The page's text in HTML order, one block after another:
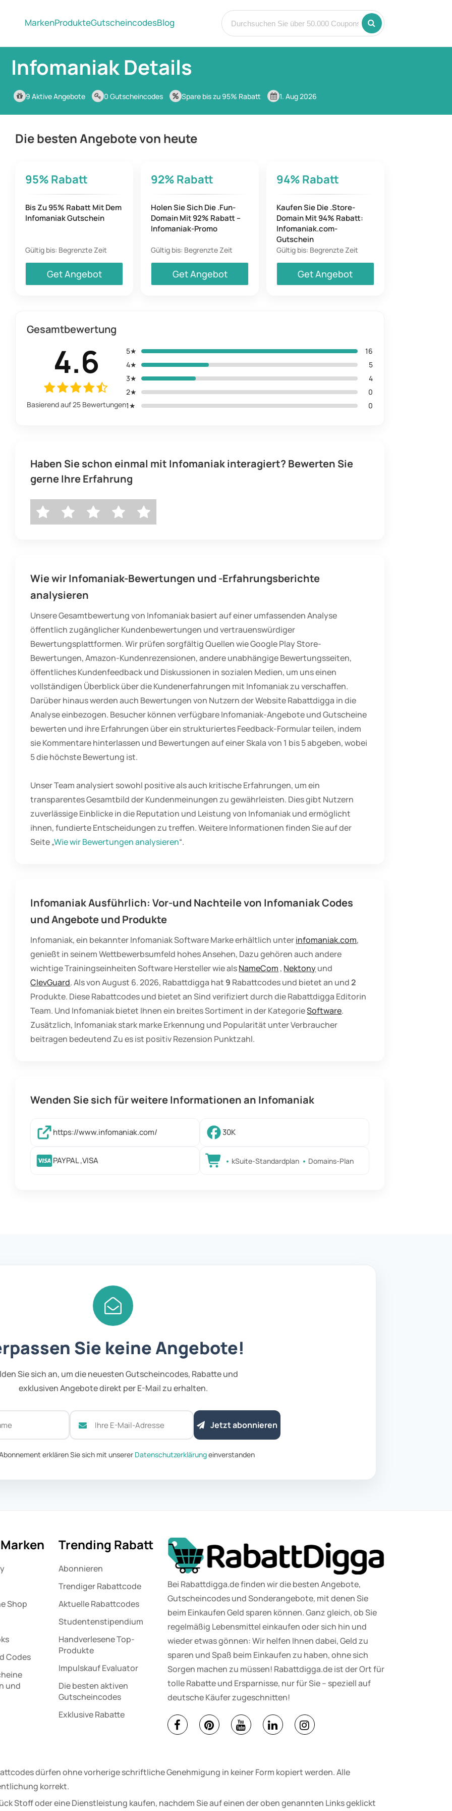
MarkenProdukteGutscheincodesBlog
Infomaniak Details
9 Aktive Angebote 0 Gutscheincodes Spare bis zu 95% Rabatt 1. Aug 2026
Die besten Angebote von heute
95% Rabatt
Bis Zu 95% Rabatt Mit Dem
Infomaniak Gutschein
Gültig bis: Begrenzte Zeit
Get Angebot
92% Rabatt
Holen Sie Sich Die .Fun-
Domain Mit 92% Rabatt –
Infomaniak-Promo
Gültig bis: Begrenzte Zeit
Get Angebot
94% Rabatt
Kaufen Sie Die .Store-
Domain Mit 94% Rabatt:
Infomaniak.com-
Gutschein
Gültig bis: Begrenzte Zeit
Get Angebot
Gesamtbewertung
4.6
Basierend auf 25 Bewertungen
5★
16
4★
5
3★
4
2★
0
1★
0
Haben Sie schon einmal mit Infomaniak interagiert? Bewerten Sie
gerne Ihre Erfahrung
Wie wir Infomaniak-Bewertungen und -Erfahrungsberichte
analysieren
Unsere Gesamtbewertung von Infomaniak basiert auf einer umfassenden Analyse
öffentlich zugänglicher Kundenbewertungen und vertrauenswürdiger
Bewertungsplattformen. Wir prüfen sorgfältig Quellen wie Google Play Store-
Bewertungen, Amazon-Kundenrezensionen, andere unabhängige Bewertungsseiten,
öffentliches Kundenfeedback und Diskussionen in sozialen Medien, um uns einen
vollständigen Überblick über die Kundenerfahrungen mit Infomaniak zu verschaffen.
Darüber hinaus werden auch Bewertungen von Nutzern der Website Rabattdigga in die
Analyse einbezogen. Besucher können verfügbare Infomaniak-Angebote und Gutscheine
bewerten und ihre Erfahrungen über ein strukturiertes Feedback-Formular teilen, indem
sie Kommentare hinterlassen und Bewertungen auf einer Skala von 1 bis 5 abgeben, wobei
5 die höchste Bewertung ist.
Unser Team analysiert sowohl positive als auch kritische Erfahrungen, um ein
transparentes Gesamtbild der Kundenmeinungen zu gewährleisten. Dies gibt Nutzern
zuverlässige Einblicke in die Reputation und Leistung von Infomaniak und ermöglicht
ihnen, fundierte Entscheidungen zu treffen. Weitere Informationen finden Sie auf der
Seite „Wie wir Bewertungen analysieren“.
Infomaniak Ausführlich: Vor-und Nachteile von Infomaniak Codes
und Angebote und Produkte
Infomaniak, ein bekannter Infomaniak Software Marke erhältlich unterinfomaniak.com,
genießt in seinem Wettbewerbsumfeld hohes Ansehen, Dazu gehören auch andere
wichtige Trainingseinheiten Software Hersteller wie alsNameCom , Nektonyund
ClevGuard. Als von August 6. 2026, Rabattdigga hat 9 Rabattcodes und bietet an und2
Produkte. Diese Rabattcodes und bietet an Sind verifiziert durch die Rabattdigga Editorin
Team. Und Infomaniak bietet Ihnen ein breites Sortiment in der KategorieSoftware.
Zusätzlich, Infomaniak stark marke Erkennung und Popularität unter Verbraucher
beitragen bedeutend Zu es ist positiv Rezension Punktzahl.
Wenden Sie sich für weitere Informationen an Infomaniak
https://www.infomaniak.com/ 30K
PAYPAL ,VISA kSuite-Standardplan Domains-Plan
Sie keine Angebote!
Sie sich an, um die neuesten Gutscheincodes, Rabatte und
exklusiven Angebote direkt per E-Mail zu erhalten.
Jetzt abonnieren
erklären Sie sich mit unserer Datenschutzerklärungeinverstanden
Shop
Codes
und
Trending Rabatt
Abonnieren
Trendiger Rabattcode
Aktuelle Rabattcodes
Studentenstipendium
Handverlesene Top-
Produkte
Impulskauf Evaluator
Die besten aktiven
Gutscheincodes
Exklusive Rabatte
Bei Rabattdigga.de finden wir die besten Angebote,
Gutscheincodes und Sonderangebote, mit denen Sie
beim Einkaufen Geld sparen können. Ganz gleich, ob Sie
regelmäßig Lebensmittel einkaufen oder sich hin und
wieder etwas gönnen: Wir helfen Ihnen dabei, Geld zu
sparen und Spaß beim Einkaufen zu haben, ohne sich
Sorgen machen zu müssen! Rabattdigga.de ist der Ort für
tolle Rabatte und Ersparnisse, nur für Sie – speziell auf
deutsche Käufer zugeschnitten!
dürfen ohne vorherige schriftliche Genehmigung in keiner Form kopiert werden. Alle
korrekt.
Stoff oder eine Dienstleistung kaufen, nachdem Sie auf einen der oben genannten Links geklickt